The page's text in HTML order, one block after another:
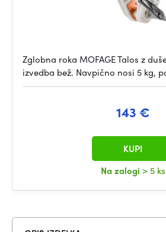
Zglobna roka MOFAGE Talos z
izvedba bež. Navpično nosi 5 kg,
143 €
Na zalogi > 5 ks
KUPI